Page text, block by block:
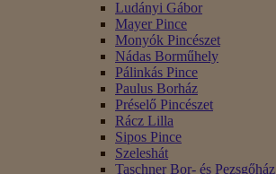
Ludányi Gábor
Mayer Pince
Monyók Pincészet
Nádas Borműhely
Pálinkás Pince
Paulus Borház
Préselő Pincészet
Rácz Lilla
Sipos Pince
Szeleshát
Taschner Bor- és Pezsgőház